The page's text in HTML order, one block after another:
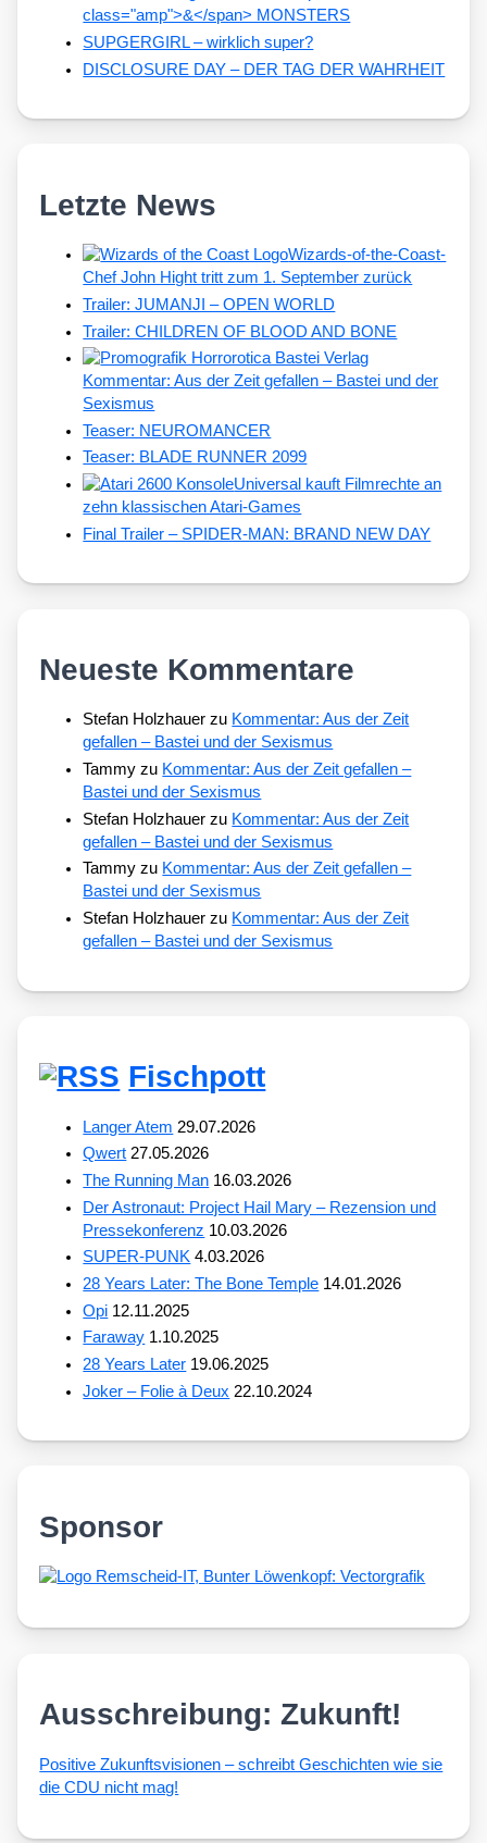
class="amp">&</span> MONSTERS
SUPGERGIRL – wirklich super?
DISCLOSURE DAY – DER TAG DER WAHRHEIT
Letzte News
Wizards-of-the-Coast-
Chef John Hight tritt zum 1. September zurück
Trailer: JUMANJI – OPEN WORLD
Trailer: CHILDREN OF BLOOD AND BONE
Kommentar: Aus der Zeit gefallen – Bastei und der
Sexismus
Teaser: NEUROMANCER
Teaser: BLADE RUNNER 2099
Universal kauft Filmrechte an
zehn klassischen Atari-Games
Final Trailer – SPIDER-MAN: BRAND NEW DAY
Neueste Kommentare
Stefan Holzhauer zu Kommentar: Aus der Zeit
gefallen – Bastei und der Sexismus
Tammy zu Kommentar: Aus der Zeit gefallen –
Bastei und der Sexismus
Stefan Holzhauer zu Kommentar: Aus der Zeit
gefallen – Bastei und der Sexismus
Tammy zu Kommentar: Aus der Zeit gefallen –
Bastei und der Sexismus
Stefan Holzhauer zu Kommentar: Aus der Zeit
gefallen – Bastei und der Sexismus
Fischpott
Langer Atem 29.07.2026
Qwert 27.05.2026
The Running Man 16.03.2026
Der Astronaut: Project Hail Mary – Rezension und
Pressekonferenz 10.03.2026
SUPER-PUNK 4.03.2026
28 Years Later: The Bone Temple 14.01.2026
Opi 12.11.2025
Faraway 1.10.2025
28 Years Later 19.06.2025
Joker – Folie à Deux 22.10.2024
Sponsor
Ausschreibung: Zukunft!
Posi­ti­ve Zukunfts­vi­sio­nen – schreibt Geschich­ten wie sie
die CDU nicht mag!